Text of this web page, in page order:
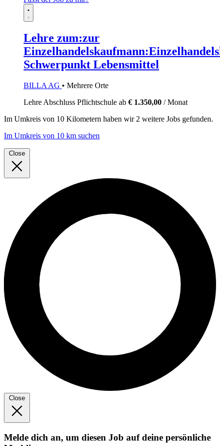
Lehre zum:zur
Schwerpunkt Lebensmittel
BILLA AG • Mehrere Orte
Lehre Abschluss Pflichtschule ab € 1.350,00 / Monat
Im Umkreis von 10 Kilometern haben wir 2 weitere Jobs gefunden.
Im Umkreis von 10 km suchen
Close
Close
Melde dich an, um diesen Job auf deine persönliche